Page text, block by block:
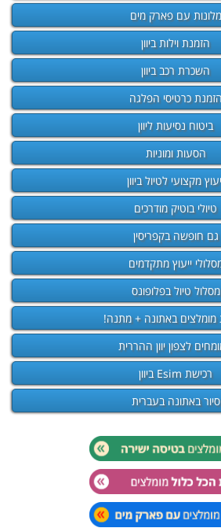
מלונות עם פארק מים
הזמנת וילות ביוון
השכרת רכב ביוון
כרטיסי הפלגה
ביטוח נסיעות ליוון
הסעות ומוניות
מקצועי לטיול ביוון
טיולי בוטיק מודרכים
גם חופשה בקפריסין
ייעוץ מתקדמים
מסלול טיול בפלופונס
מומלצים באתונה + מתנה!
לצפון יוון ההררית
רכישת Esim ביוון
סיור באתונה בעברית